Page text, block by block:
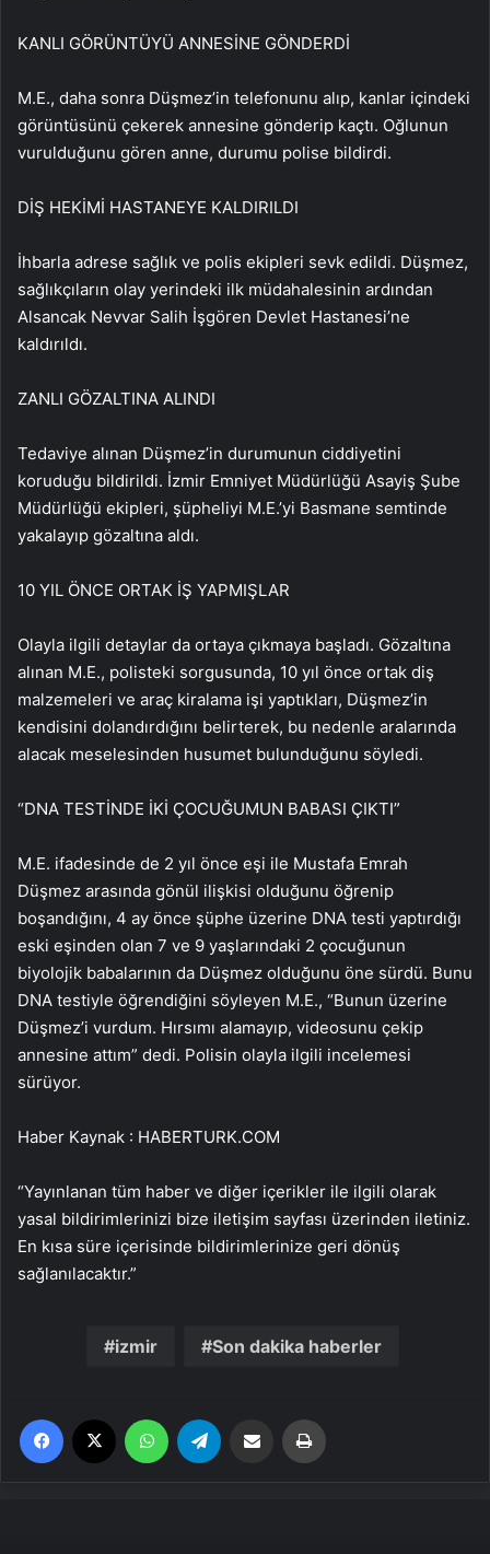
KANLI GÖRÜNTÜYÜ ANNESİNE GÖNDERDİ
M.E., daha sonra Düşmez’in telefonunu alıp, kanlar içindeki
görüntüsünü çekerek annesine gönderip kaçtı. Oğlunun
vurulduğunu gören anne, durumu polise bildirdi.
DİŞ HEKİMİ HASTANEYE KALDIRILDI
İhbarla adrese sağlık ve polis ekipleri sevk edildi. Düşmez,
sağlıkçıların olay yerindeki ilk müdahalesinin ardından
Alsancak Nevvar Salih İşgören Devlet Hastanesi’ne
kaldırıldı.
ZANLI GÖZALTINA ALINDI
Tedaviye alınan Düşmez’in durumunun ciddiyetini
koruduğu bildirildi. İzmir Emniyet Müdürlüğü Asayiş Şube
Müdürlüğü ekipleri, şüpheliyi M.E.’yi Basmane semtinde
yakalayıp gözaltına aldı.
10 YIL ÖNCE ORTAK İŞ YAPMIŞLAR
Olayla ilgili detaylar da ortaya çıkmaya başladı. Gözaltına
alınan M.E., polisteki sorgusunda, 10 yıl önce ortak diş
malzemeleri ve araç kiralama işi yaptıkları, Düşmez’in
kendisini dolandırdığını belirterek, bu nedenle aralarında
alacak meselesinden husumet bulunduğunu söyledi.
“DNA TESTİNDE İKİ ÇOCUĞUMUN BABASI ÇIKTI”
M.E. ifadesinde de 2 yıl önce eşi ile Mustafa Emrah
Düşmez arasında gönül ilişkisi olduğunu öğrenip
boşandığını, 4 ay önce şüphe üzerine DNA testi yaptırdığı
eski eşinden olan 7 ve 9 yaşlarındaki 2 çocuğunun
biyolojik babalarının da Düşmez olduğunu öne sürdü. Bunu
DNA testiyle öğrendiğini söyleyen M.E., “Bunun üzerine
Düşmez’i vurdum. Hırsımı alamayıp, videosunu çekip
annesine attım” dedi. Polisin olayla ilgili incelemesi
sürüyor.
Haber Kaynak : HABERTURK.COM
“Yayınlanan tüm haber ve diğer içerikler ile ilgili olarak
yasal bildirimlerinizi bize iletişim sayfası üzerinden iletiniz.
En kısa süre içerisinde bildirimlerinize geri dönüş
sağlanılacaktır.”
izmir Son dakika haberler
Facebook WhatsApp Email'den paylaş